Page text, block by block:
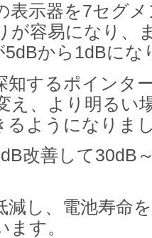
表示器を7セグ
が容易になり、
5dBから 1dBにな
知するポインタ
え、より明るい
ようになりま
改善して30dB
減し、電池寿命
す。